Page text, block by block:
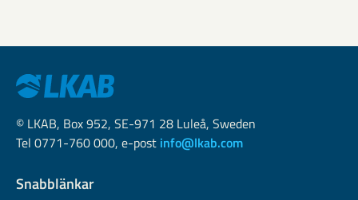
© LKAB, Box 952, SE-971 28 Luleå, Sweden
Tel 0771-760 000, e-post info@lkab.com
Snabblänkar